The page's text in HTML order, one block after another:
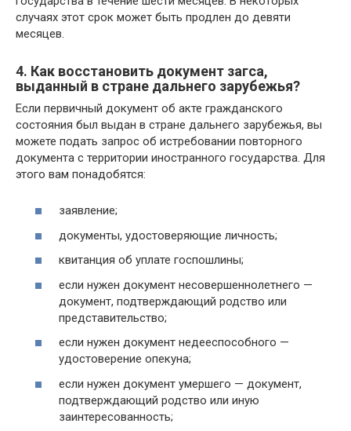
случаях этот срок может быть продлен до девяти
месяцев.
4. Как восстановить документ загса,
выданный в стране дальнего зарубежья?
Если первичный документ об акте гражданского
состояния был выдан в стране дальнего зарубежья, вы
можете подать запрос об истребовании повторного
документа с территории иностранного государства. Для
этого вам понадобятся:
заявление;
документы, удостоверяющие личность;
квитанция об уплате госпошлины;
если нужен документ несовершеннолетнего —
документ, подтверждающий родство или
представительство;
если нужен документ недееспособного —
удостоверение опекуна;
если нужен документ умершего — документ,
подтверждающий родство или иную
заинтересованность;